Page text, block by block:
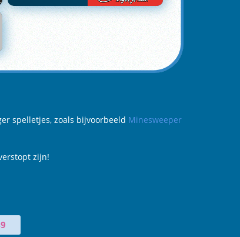
spelletjes, zoals bijvoorbeeld Minesweeper
zijn!